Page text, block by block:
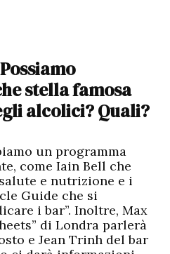
stella famosa
alcolici? Quali?
un programma
comeIain Bell che
e nutrizione e i
Guide che si
i bar”. Inoltre,Max
di Londra parlerà
eJean Trinh del bar